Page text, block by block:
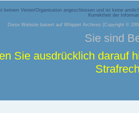
keinem Verein/Organisation angeschlossen und ist keine
Korrektheit der
Diese Website basiert auf Whippet Archives (Copyright ©
Sie sind
Sie ausdrücklich darauf